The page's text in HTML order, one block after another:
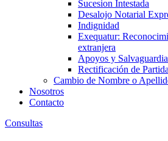
Sucesion Intestada
Desalojo Notarial
Indignidad
Exequatur:
extranjera
Apoyos y
Rectificación de Partida
Cambio de Nombre o
Nosotros
Contacto
Consultas